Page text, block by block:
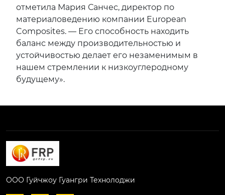
отметила Мария Санчес, директор по
материаловедению компании European
Composites. — Его способность находить
баланс между производительностью и
устойчивостью делает его незаменимым в
нашем стремлении к низкоуглеродному
будущему».
ООО Гуйчжоу Гуангри Технолоджи